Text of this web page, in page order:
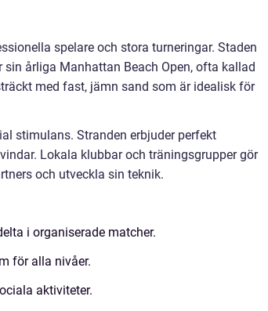
spelare och stora turneringar. Staden
årliga Manhattan Beach Open, ofta kallad
med fast, jämn sand som är idealisk för
stimulans. Stranden erbjuder perfekt
Lokala klubbar och träningsgrupper gör
och utveckla sin teknik.
i organiserade matcher.
för alla nivåer.
aktiviteter.